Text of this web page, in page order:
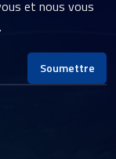
5 MP.
et nous vous
Soumettre